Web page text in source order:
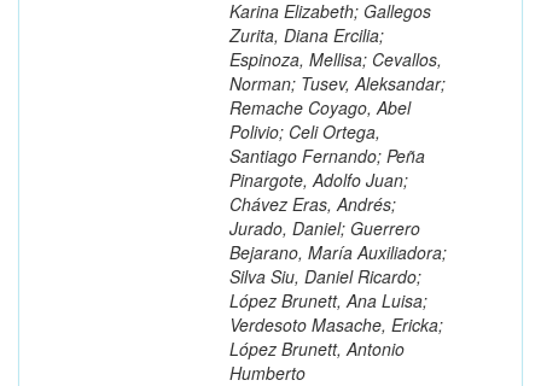
Karina Elizabeth; Gallegos
Zurita, Diana Ercilia;
Espinoza, Mellisa; Cevallos,
Norman; Tusev, Aleksandar;
Remache Coyago, Abel
Polivio; Celi Ortega,
Santiago Fernando; Peña
Pinargote, Adolfo Juan;
Chávez Eras, Andrés;
Jurado, Daniel; Guerrero
Bejarano, María Auxiliadora;
Silva Siu, Daniel Ricardo;
López Brunett, Ana Luisa;
Verdesoto Masache, Ericka;
López Brunett, Antonio
Humberto